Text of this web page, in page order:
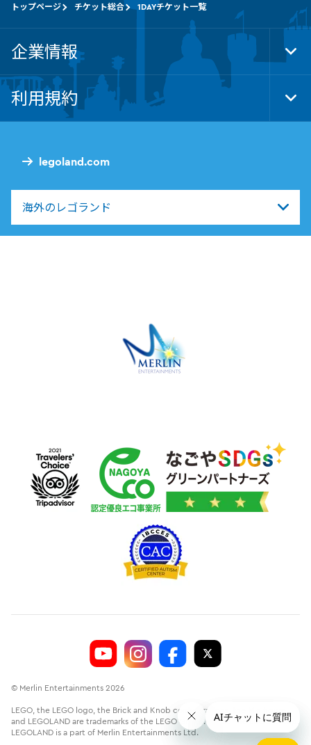
legoland.com
海外のレゴランド
トップページ チケット総合 1DAYチケット一覧
企業情報
利用規約
© Merlin Entertainments 2026
LEGO, the LEGO logo, the Brick and Knob configurations, the Minifigure
and LEGOLAND are trademarks of the LEGO Group.©2026 The LEGO Group.
LEGOLAND is a part of Merlin Entertainments Ltd.